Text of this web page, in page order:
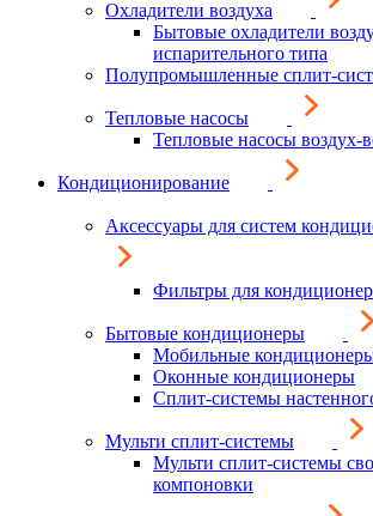
Охладители воздуха
Бытовые охладители
испарительного типа
Полупромышленные сплит-
Тепловые насосы
Тепловые насосы воздух-
Кондиционирование
Аксессуары для систем
Фильтры для
Бытовые кондиционеры
Мобильные
Оконные кондиционеры
Сплит-системы
Мульти сплит-системы
Мульти сплит-системы
компоновки